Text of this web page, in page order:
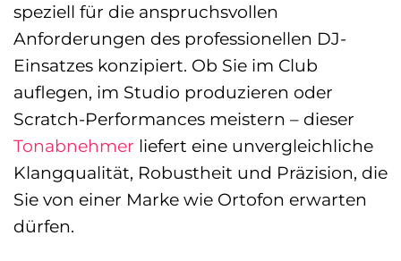
speziell für die anspruchsvollen
Anforderungen des professionellen DJ-
Einsatzes konzipiert. Ob Sie im Club
auflegen, im Studio produzieren oder
Scratch-Performances meistern – dieser
Tonabnehmer liefert eine unvergleichliche
Klangqualität, Robustheit und Präzision, die
Sie von einer Marke wie Ortofon erwarten
dürfen.